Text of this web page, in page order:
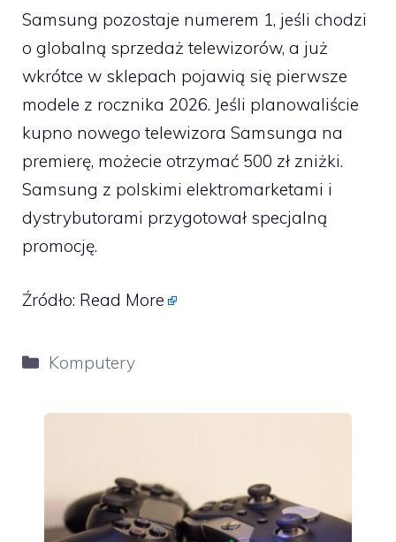
Samsung pozostaje numerem 1, jeśli chodzi
o globalną sprzedaż telewizorów, a już
wkrótce w sklepach pojawią się pierwsze
modele z rocznika 2026. Jeśli planowaliście
kupno nowego telewizora Samsunga na
premierę, możecie otrzymać 500 zł zniżki.
Samsung z polskimi elektromarketami i
dystrybutorami przygotował specjalną
promocję.
Źródło: Read More
Kategorie
Komputery